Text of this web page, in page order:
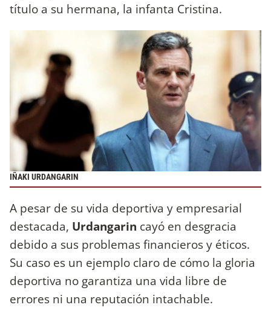
título a su hermana, la infanta Cristina.
IÑAKI URDANGARIN
A pesar de su vida deportiva y empresarial
destacada, Urdangarin cayó en desgracia
debido a sus problemas financieros y éticos.
Su caso es un ejemplo claro de cómo la gloria
deportiva no garantiza una vida libre de
errores ni una reputación intachable.